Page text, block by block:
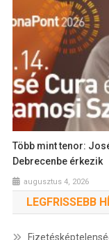
Több mint tenor:
Debrecenbe érkezik
augusztus 4, 2026
LEGFRISSEBB